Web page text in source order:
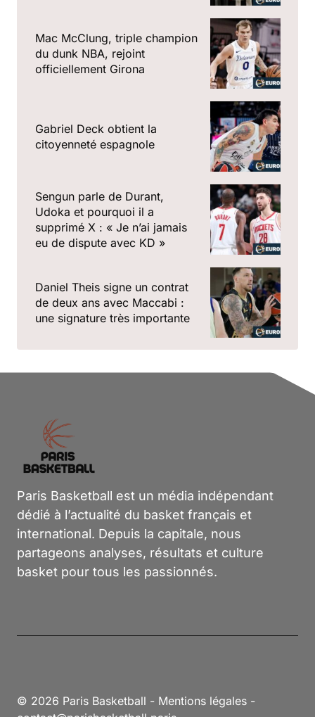
Mac McClung, triple champion
du dunk NBA, rejoint
officiellement Girona
Gabriel Deck obtient la
citoyenneté espagnole
Sengun parle de Durant,
Udoka et pourquoi il a
supprimé X : « Je n’ai jamais
eu de dispute avec KD »
Daniel Theis signe un contrat
de deux ans avec Maccabi :
une signature très importante
Paris Basketball est un média indépendant
dédié à l’actualité du basket français et
international. Depuis la capitale, nous
partageons analyses, résultats et culture
basket pour tous les passionnés.
© 2026 Paris Basketball - Mentions légales -